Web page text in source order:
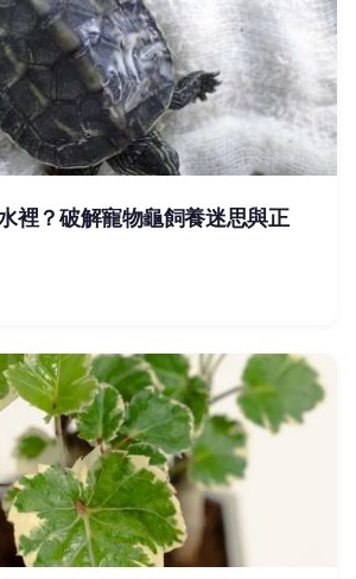
裡？破解寵物龜飼養迷思與正